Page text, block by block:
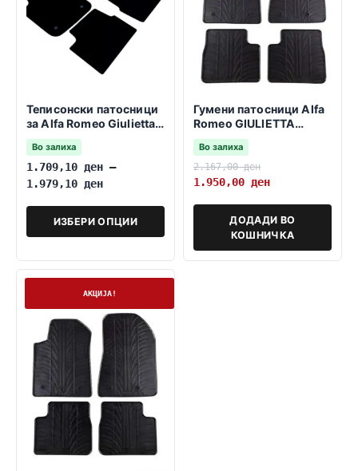
Теписонски патосници
за Alfa Romeo Giulietta
2010-2020
Во залиха
1.709,10 ден –
1.979,10 ден
ИЗБЕРИ ОПЦИИ
Гумени патосници Alfa
Romeo GIULIETTA
2010->
Во залиха
2.167,00ден
1.950,00 ден
ДОДАДИ ВО
КОШНИЧКА
АКЦИЈА!